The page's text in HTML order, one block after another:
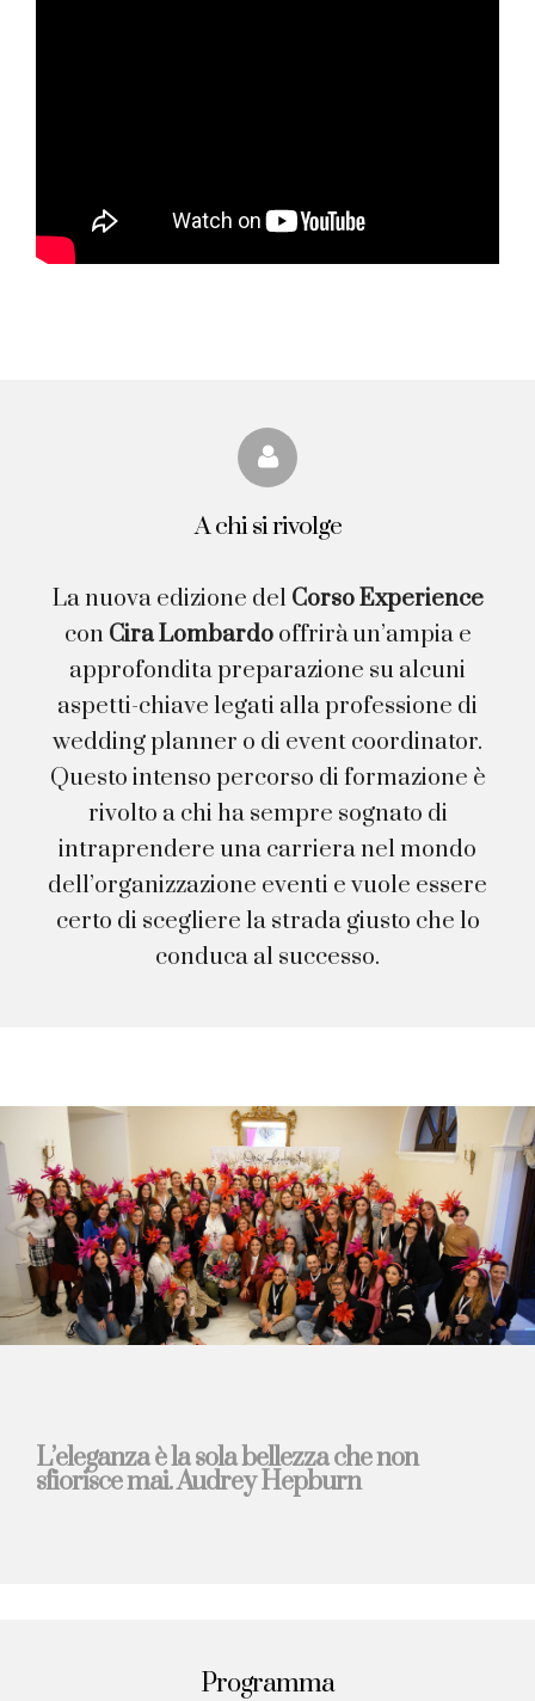
A chi si rivolge
La nuova edizione del Corso Experience
con Cira Lombardooffrirà un’ampia e
approfondita preparazione su alcuni
aspetti-chiave legati alla professione di
wedding planner o di event coordinator.
Questo intenso percorso di formazione è
rivolto a chi ha sempre sognato di
intraprendere una carriera nel mondo
dell’organizzazione eventi e vuole essere
certo di scegliere la strada giusto che lo
conduca al successo.
L’eleganza è la sola bellezza che non
sfiorisce mai. Audrey Hepburn
Programma